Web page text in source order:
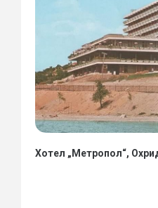
Хотел „Метропол“,